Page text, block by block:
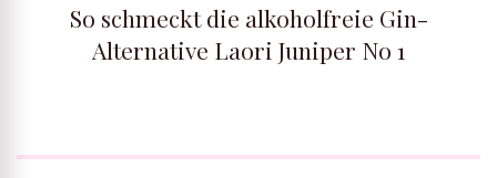
So schmeckt die alkoholfreie Gin-
Alternative Laori Juniper No 1